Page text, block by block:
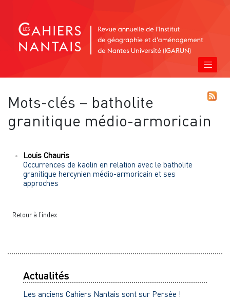
Mots-clés – batholite
granitique médio-armoricain
Louis Chauris
Occurrences de kaolin en relation avec le batholite
granitique hercynien médio-armoricain et ses
approches
Retour à l’index
Actualités
Les anciens Cahiers Nantais sont sur Persée !